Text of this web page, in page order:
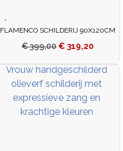
FLAMENCO SCHILDERIJ 90X120CM
€399,00 € 319,20